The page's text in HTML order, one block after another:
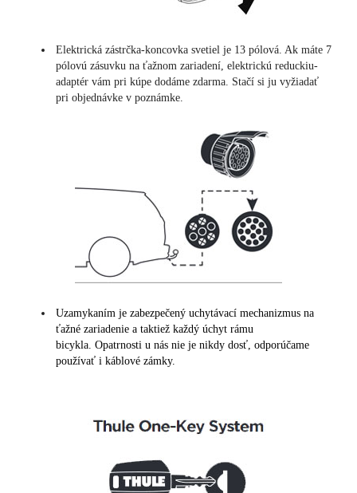
Elektrická zástrčka-koncovka svetiel je 13 pólová. Ak máte 7
pólovú zásuvku na ťažnom zariadení, elektrickú reduckiu-
adaptér vám pri kúpe dodáme zdarma. Stačí si ju vyžiadať
pri objednávke v poznámke.
Uzamykaním je zabezpečený uchytávací mechanizmus na
ťažné zariadenie a taktiež každý úchyt rámu
bicykla. Opatrnosti u nás nie je nikdy dosť, odporúčame
používať i káblové zámky.